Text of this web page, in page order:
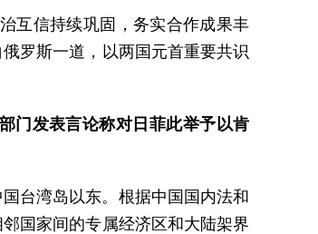
互信持续巩固，务实合作成果丰
罗斯一道，以两国元首重要共识
门发表言论称对日菲此举予以肯
台湾岛以东。根据中国国内法和
国家间的专属经济区和大陆架界